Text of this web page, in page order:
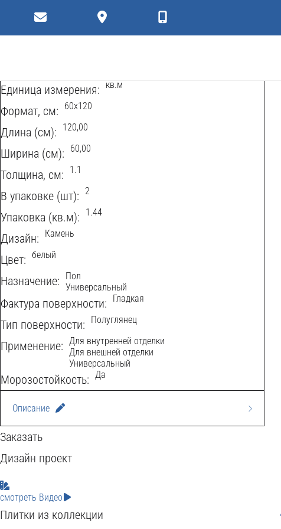
Eдиница измерения: кв.м
Формат, см: 60х120
Длина (см): 120,00
Ширина (см): 60,00
Толщина, см: 1.1
В упаковке (шт): 2
Упаковка (кв.м): 1.44
Дизайн: Камень
Цвет: белый
Назначение:
Пол
Универсальный
Фактура поверхности: Гладкая
Тип поверхности: Полуглянец
Применение: Для внутренней отделки
Для внешней отделки
Универсальный
Морозостойкость: Да
Описание
Лаппатированный белый керамогранит Canyon
60x120 с имитацией мрамора Breccia Oniciata - это
крупноформатная плитка из высококачественного
керамогранита, которая имитирует натуральный
мрамор Breccia Oniciata. Плитка имеет большой
Заказать
Дизайн проект
смотреть Видео
Плитки из коллекции